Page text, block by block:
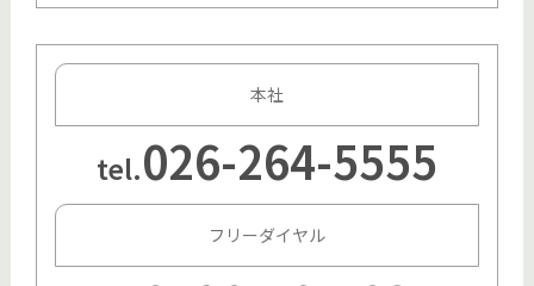
本社
tel.026-264-5555
フリーダイヤル